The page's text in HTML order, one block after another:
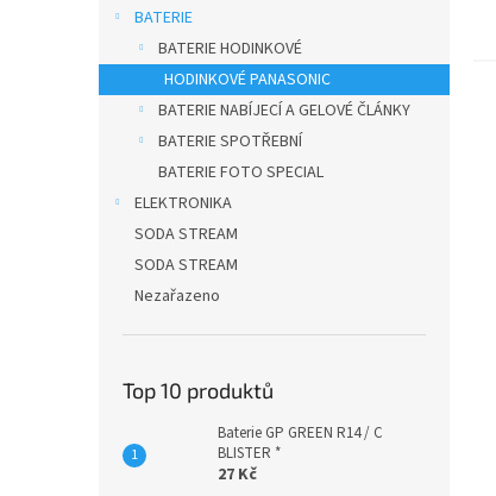
BATERIE
BATERIE HODINKOVÉ
HODINKOVÉ PANASONIC
BATERIE NABÍJECÍ A GELOVÉ ČLÁNKY
BATERIE SPOTŘEBNÍ
BATERIE FOTO SPECIAL
ELEKTRONIKA
SODA STREAM
SODA STREAM
Nezařazeno
Top 10 produktů
Baterie GP GREEN R14 / C
BLISTER *
27 Kč